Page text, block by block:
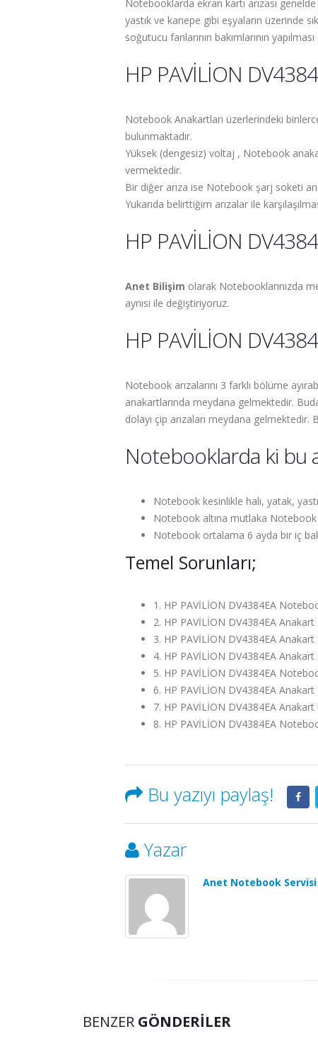
Notebooklarda ekran kartı arızası
yastık ve kanepe gibi eşyaların üzerinde
soğutucu fanlarının bakımlarının
HP PAVİLİON
Notebook Anakartları üzerlerindeki
bulunmaktadır.
Yüksek (dengesiz) voltaj , Notebook
vermektedir.
Bir diğer arıza ise Notebook şarj soketi
Yukarıda belirttiğim arızalar ile
HP PAVİLİON
Anet Bilişim olarak Notebooklarınızda
aynısı ile değiştiriyoruz.
HP PAVİLİON
Notebook arızalarını 3 farklı bölüme
anakartlarında meydana gelmektedir.
dolayı çip arızaları meydana
Notebooklarda ki bu
Notebook kesinlikle halı, yatak,
Notebook altına mutlaka Notebook
Notebook ortalama 6 ayda bir iç
Temel Sorunları;
1. HP PAVİLİON DV4384EA
2. HP PAVİLİON DV4384EA Anakart
3. HP PAVİLİON DV4384EA
4. HP PAVİLİON DV4384EA
5. HP PAVİLİON DV4384EA
6. HP PAVİLİON DV4384EA
7. HP PAVİLİON DV4384EA
8. HP PAVİLİON DV4384EA
Bu yazıyı paylaş!
Yazar
Anet Notebook Servisi
BENZER GÖNDERILER